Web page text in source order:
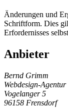
Änderungen und
Schriftform. Dies
Erfordernisses
Anbieter
Bernd Grimm
Webdesign-Agentur
Vogelanger 5
96158 Frensdorf